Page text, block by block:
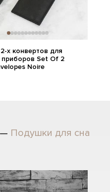
х конвертов для
приборов Set Of 2
Noire
Подушки для сна